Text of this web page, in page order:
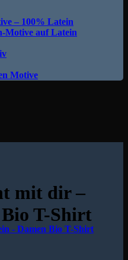
– 100% Latein
Motive auf Latein
Motive
mit dir –
T-Shirt